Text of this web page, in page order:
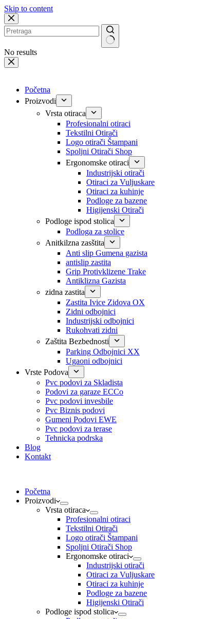
Skip to content
No results
Početna
Proizvodi
Vrsta otiraca
Profesionalni otiraci
Tekstilni Otirači
Logo otirači Štampani
Spoljni Otirači Shop
Ergonomske otiraci
Industrijski otirači
Otiraci za Vuljuskare
Otiraci za kuhinje
Podloge za bazene
Higijenski Otirači
Podloge ispod stolica
Podloga za stolice
Anitkilzna zasštita
Anti slip Gumena gazista
antislip zastita
Grip Protivklizene Trake
Antiklizna Gazista
zidna zastita
Zastita Ivice Zidova OX
Zidni odbojnici
Industrijski odbojnici
Rukohvati zidni
Zaštita Bezbednosti
Parking Odbojnici XX
Ugaoni odbojnici
Vrste Podova
Pvc podovi za Skladista
Podovi za garaze ECCo
Pvc podovi invesbile
Pvc Biznis podovi
Gumeni Podovi EWE
Pvc podovi za terase
Tehnicka podrska
Blog
Kontakt
Početna
Proizvodi
Vrsta otiraca
Profesionalni otiraci
Tekstilni Otirači
Logo otirači Štampani
Spoljni Otirači Shop
Ergonomske otiraci
Industrijski otirači
Otiraci za Vuljuskare
Otiraci za kuhinje
Podloge za bazene
Higijenski Otirači
Podloge ispod stolica